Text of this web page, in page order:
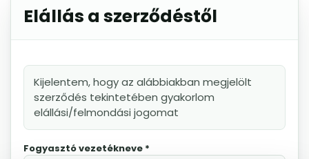
Elállás a szerződéstől
Kijelentem, hogy az alábbiakban megjelölt
szerződés tekintetében gyakorlom
elállási/felmondási jogomat
Fogyasztó vezetékneve *